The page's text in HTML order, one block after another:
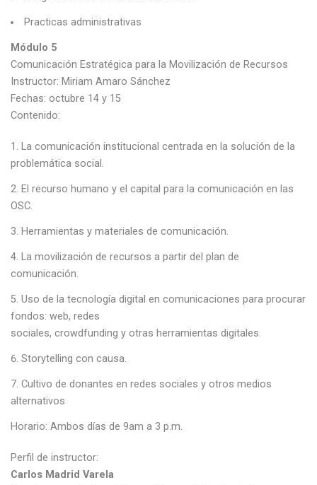
Practicas administrativas
Módulo 5
Comunicación Estratégica para la Movilización de Recursos
Instructor: Miriam Amaro Sánchez
Fechas: octubre 14 y 15
Contenido:
La comunicación institucional centrada en la solución de la
problemática social.
El recurso humano y el capital para la comunicación en las
OSC.
Herramientas y materiales de comunicación.
La movilización de recursos a partir del plan de
comunicación.
Uso de la tecnología digital en comunicaciones para procurar
fondos: web, redes
sociales, crowdfunding y otras herramientas digitales.
Storytelling con causa.
Cultivo de donantes en redes sociales y otros medios
alternativos
Horario: Ambos días de 9am a 3 p.m.
Perfil de instructor:
Carlos Madrid Varela